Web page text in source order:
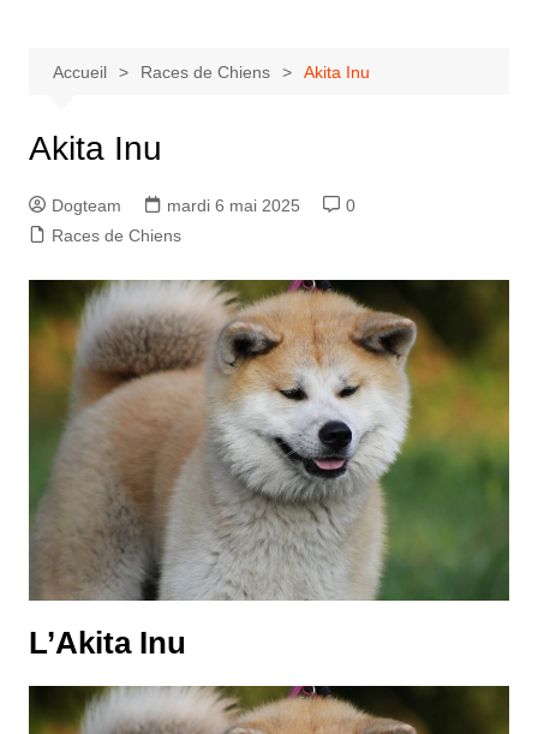
Accueil Races de Chiens Akita Inu
Akita Inu
Dogteam mardi 6 mai 2025
0
Races de Chiens
L’Akita Inu